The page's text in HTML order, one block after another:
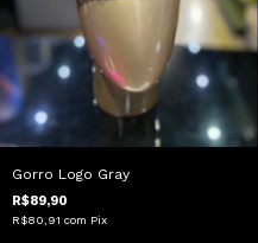
Gorro Logo Gray
R$89,90
R$80,91 com Pix